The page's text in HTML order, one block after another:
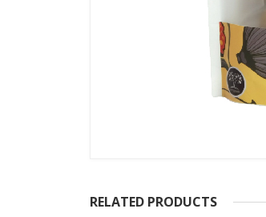
RELATED PRODUCTS